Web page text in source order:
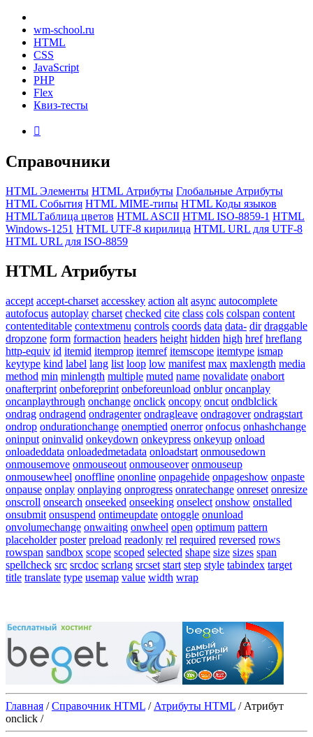
wm-school.ru
HTML
CSS
JavaScript
PHP
Flex
Квиз-тесты

Справочники
HTML Элементы HTML Атрибуты Глобальные Атрибуты
HTML События HTML MIME-типы HTML Коды языков
HTMLТаблица цветов HTML ASCII HTML ISO-8859-1 HTML
Windows-1251 HTML UTF-8 кирилица HTML URL для UTF-8
HTML URL для ISO-8859
HTML Атрибуты
accept accept-charset accesskey action alt async autocomplete
autofocus autoplay charset checked cite class cols colspan content
contenteditable contextmenu controls coords data data- dir draggable
dropzone form formaction headers height hidden high href hreflang
http-equiv id itemid itemprop itemref itemscope itemtype ismap
keytype kind label lang list loop low manifest max maxlength media
method min minlength multiple muted name novalidate onabort
onafterprint onbeforeprint onbeforeunload onblur oncanplay
oncanplaythrough onchange onclick oncopy oncut ondblclick
ondrag ondragend ondragenter ondragleave ondragover ondragstart
ondrop ondurationchange onemptied onerror onfocus onhashchange
oninput oninvalid onkeydown onkeypress onkeyup onload
onloadeddata onloadedmetadata onloadstart onmousedown
onmousemove onmouseout onmouseover onmouseup
onmousewheel onoffline ononline onpagehide onpageshow onpaste
onpause onplay onplaying onprogress onratechange onreset onresize
onscroll onsearch onseeked onseeking onselect onshow onstalled
onsubmit onsuspend ontimeupdate ontoggle onunload
onvolumechange onwaiting onwheel open optimum pattern
placeholder poster preload readonly rel required reversed rows
rowspan sandbox scope scoped selected shape size sizes span
spellcheck src srcdoc scrlang srcset start step style tabindex target
title translate type usemap value width wrap
Главная / Справочник HTML / Атрибуты HTML / Атрибут
onclick /